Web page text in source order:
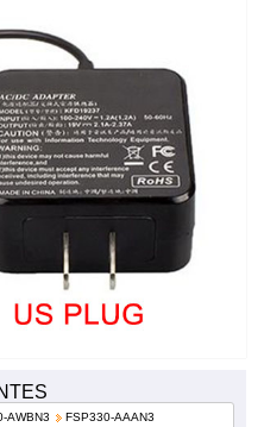
00330100
AWBN3
FSP330-AAAN3